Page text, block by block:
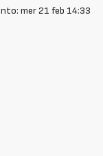
mer 21 feb 14:33